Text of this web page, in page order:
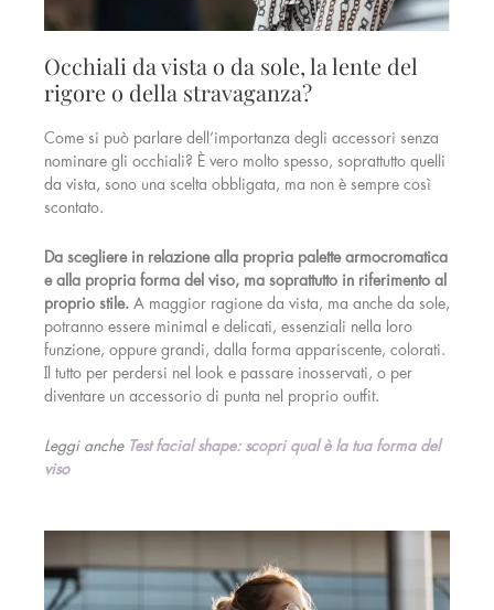
Occhiali da vista o da sole, la lente del
rigore o della stravaganza?
Come si può parlare dell’importanza degli accessori senza
nominare gli occhiali? È vero molto spesso, soprattutto quelli
da vista, sono una scelta obbligata, ma non è sempre così
scontato.
Da scegliere in relazione alla propria palette armocromatica
e alla propria forma del viso, ma soprattutto in riferimento al
proprio stile. A maggior ragione da vista, ma anche da sole,
potranno essere minimal e delicati, essenziali nella loro
funzione, oppure grandi, dalla forma appariscente, colorati.
Il tutto per perdersi nel look e passare inosservati, o per
diventare un accessorio di punta nel proprio outfit.
Leggi anche Test facial shape: scopri qual è la tua forma del
viso